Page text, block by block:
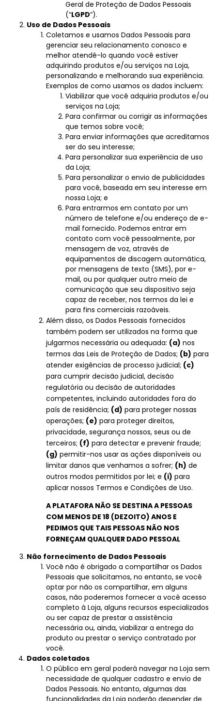
Geral de Proteção de Dados Pessoais
(“LGPD”).
Uso de Dados Pessoais
Coletamos e usamos Dados Pessoais para
gerenciar seu relacionamento conosco e
melhor atendê-lo quando você estiver
adquirindo produtos e/ou serviços na Loja,
personalizando e melhorando sua experiência.
Exemplos de como usamos os dados incluem:
Viabilizar que você adquiria produtos e/ou
serviços na Loja;
Para confirmar ou corrigir as informações
que temos sobre você;
Para enviar informações que acreditamos
ser do seu interesse;
Para personalizar sua experiência de uso
da Loja;
Para personalizar o envio de publicidades
para você, baseada em seu interesse em
nossa Loja; e
Para entrarmos em contato por um
número de telefone e/ou endereço de e-
mail fornecido. Podemos entrar em
contato com você pessoalmente, por
mensagem de voz, através de
equipamentos de discagem automática,
por mensagens de texto (SMS), por e-
mail, ou por qualquer outro meio de
comunicação que seu dispositivo seja
capaz de receber, nos termos da lei e
para fins comerciais razoáveis.
Além disso, os Dados Pessoais fornecidos
também podem ser utilizados na forma que
julgarmos necessária ou adequada: (a) nos
termos das Leis de Proteção de Dados; (b) para
atender exigências de processo judicial; (c)
para cumprir decisão judicial, decisão
regulatória ou decisão de autoridades
competentes, incluindo autoridades fora do
país de residência; (d) para proteger nossas
operações; (e) para proteger direitos,
privacidade, segurança nossos, seus ou de
terceiros; (f) para detectar e prevenir fraude;
(g) permitir-nos usar as ações disponíveis ou
limitar danos que venhamos a sofrer; (h) de
outros modos permitidos por lei; e (i) para
aplicar nossos Termos e Condições de Uso.
A PLATAFORA NÃO SE DESTINA A PESSOAS
COM MENOS DE 18 (DEZOITO) ANOS E
PEDIMOS QUE TAIS PESSOAS NÃO NOS
FORNEÇAM QUALQUER DADO PESSOAL
Não fornecimento de Dados Pessoais
Você não é obrigado a compartilhar os Dados
Pessoais que solicitamos, no entanto, se você
optar por não os compartilhar, em alguns
casos, não poderemos fornecer a você acesso
completo à Loja, alguns recursos especializados
ou ser capaz de prestar a assistência
necessária ou, ainda, viabilizar a entrega do
produto ou prestar o serviço contratado por
você.
Dados coletados
O público em geral poderá navegar na Loja sem
necessidade de qualquer cadastro e envio de
Dados Pessoais. No entanto, algumas das
funcionalidades da Loja poderão depender de